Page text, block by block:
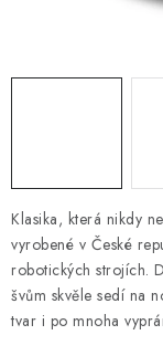
Klasika, která nikdy
vyrobené v České
robotických strojích.
švům skvěle sedí na
tvar i po mnoha